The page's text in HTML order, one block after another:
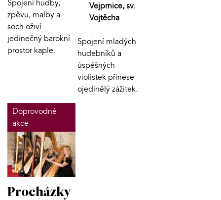
Spojení hudby,
zpěvu, malby a
soch oživí
jedinečný barokní
prostor kaple.
Vejprnice, sv.
Vojtěcha
Spojení mladých
hudebníků a
úspěšných
violistek přinese
ojedinělý zážitek.
Doprovodné
akce
Procházky